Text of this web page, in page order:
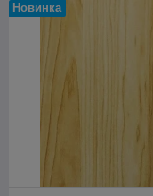
Новинка